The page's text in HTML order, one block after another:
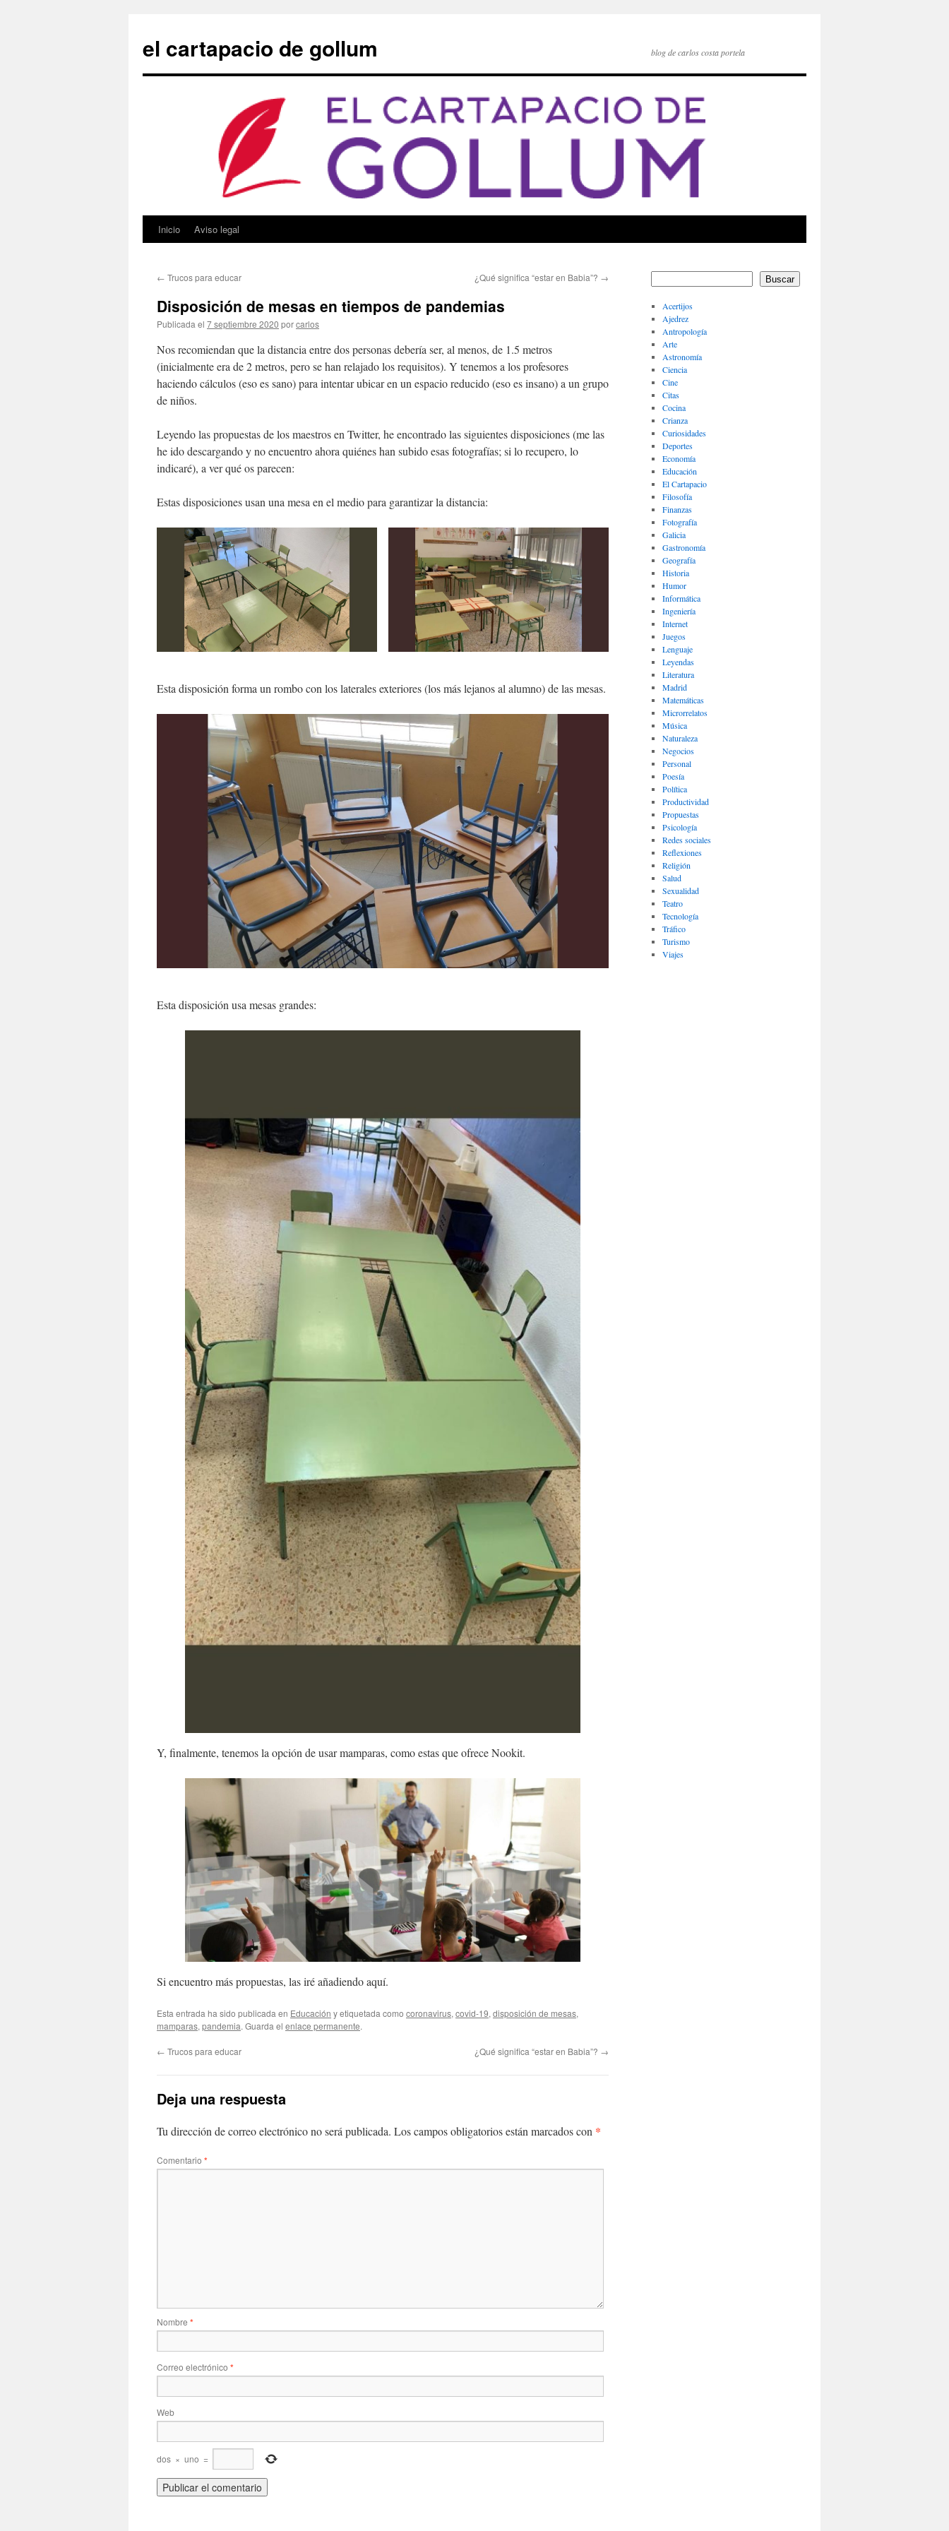
contenido
el cartapacio de gollum blog de carlos costa portela
Inicio Aviso legal
← Trucos para educar ¿Qué significa “estar en Babia”? →
Disposición de mesas en tiempos de pandemias
Publicada el 7 septiembre 2020 porcarlos
Nos recomiendan que la distancia entre dos personas debería ser, al menos, de 1.5 metros
(inicialmente era de 2 metros, pero se han relajado los requisitos). Y tenemos a los profesores
haciendo cálculos (eso es sano) para intentar ubicar en un espacio reducido (eso es insano) a un grupo
de niños.
Leyendo las propuestas de los maestros en Twitter, he encontrado las siguientes disposiciones (me las
he ido descargando y no encuentro ahora quiénes han subido esas fotografías; si lo recupero, lo
indicaré), a ver qué os parecen:
Estas disposiciones usan una mesa en el medio para garantizar la distancia:
Esta disposición forma un rombo con los laterales exteriores (los más lejanos al alumno) de las mesas.
Esta disposición usa mesas grandes:
Y, finalmente, tenemos la opción de usar mamparas, como estas que ofrece Nookit.
Si encuentro más propuestas, las iré añadiendo aquí.
Esta entrada ha sido publicada en Educación y etiquetada como coronavirus, covid-19, disposición de mesas,
mamparas, pandemia. Guarda el enlace permanente.
← Trucos para educar ¿Qué significa “estar en Babia”? →
Deja una respuesta
Tu dirección de correo electrónico no será publicada. Los campos obligatorios están marcados con *
Comentario *
Nombre *
Correo electrónico *
Web
dos × uno =
Buscar
Acertijos
Ajedrez
Antropología
Arte
Astronomía
Ciencia
Cine
Citas
Cocina
Crianza
Curiosidades
Deportes
Economía
Educación
El Cartapacio
Filosofía
Finanzas
Fotografía
Galicia
Gastronomía
Geografía
Historia
Humor
Informática
Ingeniería
Internet
Juegos
Lenguaje
Leyendas
Literatura
Madrid
Matemáticas
Microrrelatos
Música
Naturaleza
Negocios
Personal
Poesía
Política
Productividad
Propuestas
Psicología
Redes sociales
Reflexiones
Religión
Salud
Sexualidad
Teatro
Tecnología
Tráfico
Turismo
Viajes